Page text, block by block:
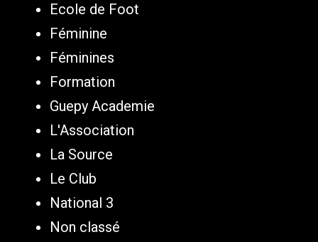
Ecole de Foot
Féminine
Féminines
Formation
Guepy Academie
L'Association
La Source
Le Club
National 3
Non classé